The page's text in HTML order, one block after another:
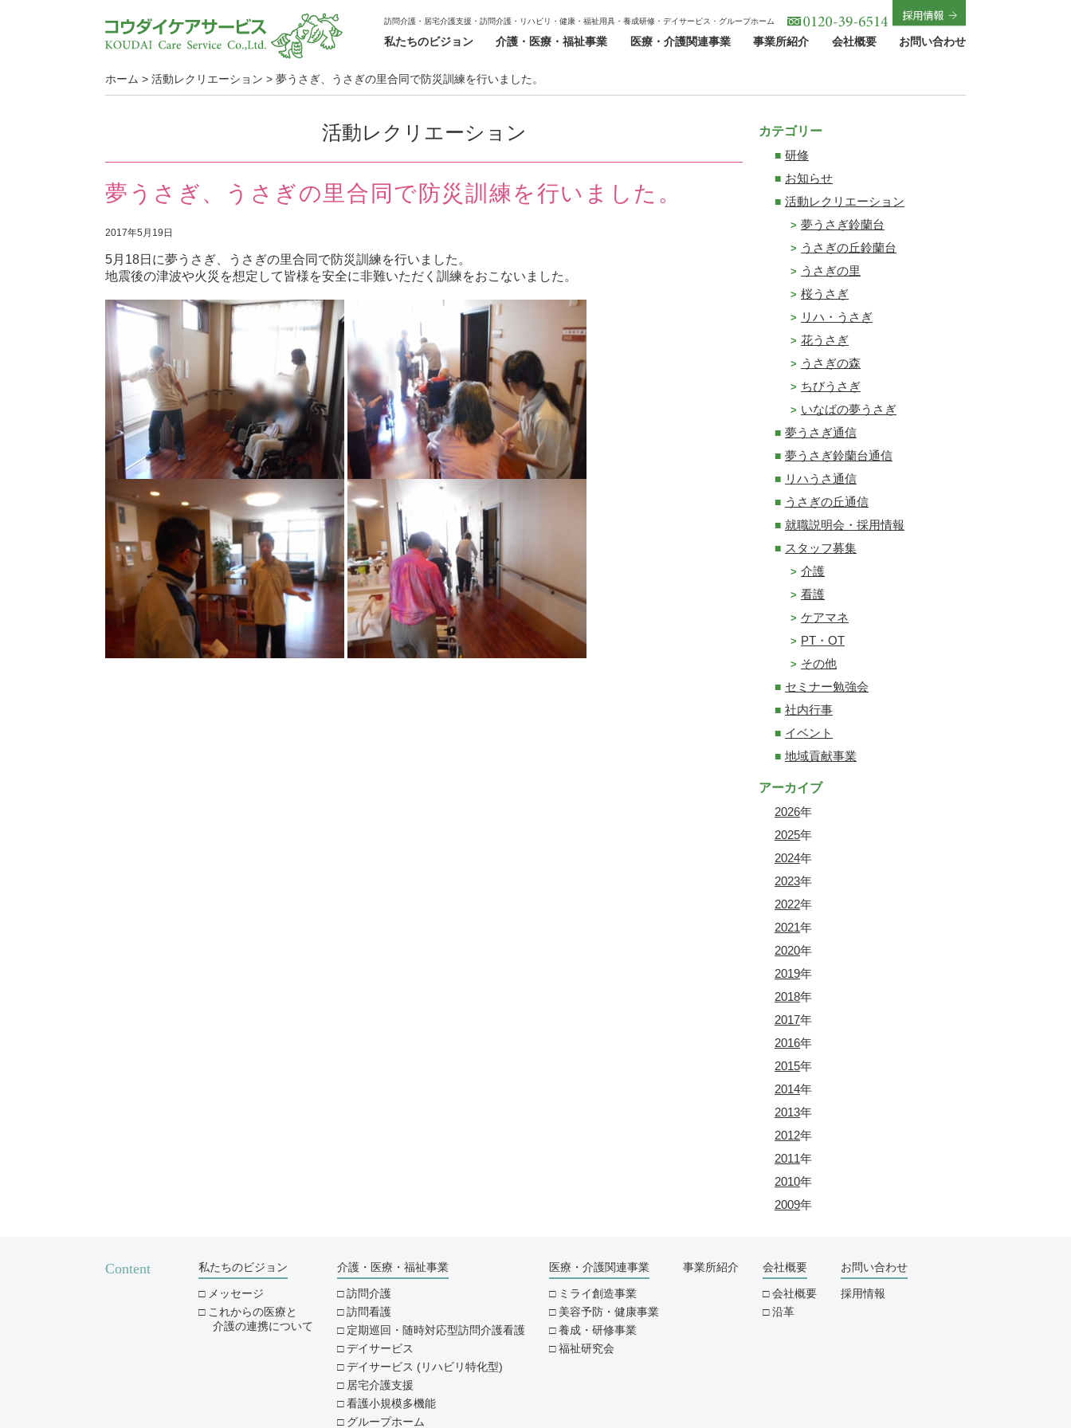
訪問介護・居宅介護支援・訪問介護・リハビリ・健康・福祉用具・養成研修・デイサービス・グループホーム
私たちのビジョン 介護・医療・福祉事業 医療・介護関連事業 事業所紹介 会社概要 お問い合わせ
ホーム > 活動レクリエーション > 夢うさぎ、うさぎの里合同で防災訓練を行いました。
活動レクリエーション
夢うさぎ、うさぎの里合同で防災訓練を行いました。
2017年5月19日
5月18日に夢うさぎ、うさぎの里合同で防災訓練を行いました。
地震後の津波や火災を想定して皆様を安全に非難いただく訓練をおこないました。
カテゴリー
研修
お知らせ
活動レクリエーション
夢うさぎ鈴蘭台
うさぎの丘鈴蘭台
うさぎの里
桜うさぎ
リハ・うさぎ
花うさぎ
うさぎの森
ちびうさぎ
いなばの夢うさぎ
夢うさぎ通信
夢うさぎ鈴蘭台通信
リハうさ通信
うさぎの丘通信
就職説明会・採用情報
スタッフ募集
介護
看護
ケアマネ
PT・OT
その他
セミナー勉強会
社内行事
イベント
地域貢献事業
アーカイブ
2026年
2025年
2024年
2023年
2022年
2021年
2020年
2019年
2018年
2017年
2016年
2015年
2014年
2013年
2012年
2011年
2010年
2009年
Content 私たちのビジョン
メッセージ
これからの医療と
介護の連携について
介護・医療・福祉事業
訪問介護
訪問看護
定期巡回・随時対応型訪問介護看護
デイサービス
デイサービス (リハビリ特化型)
居宅介護支援
看護小規模多機能
グループホーム
医療・介護関連事業
ミライ創造事業
美容予防・健康事業
養成・研修事業
福祉研究会
事業所紹介 会社概要
会社概要
沿革
お問い合わせ
採用情報